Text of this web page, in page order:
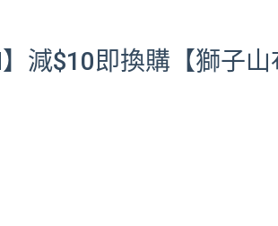
減$10即換購【獅子山